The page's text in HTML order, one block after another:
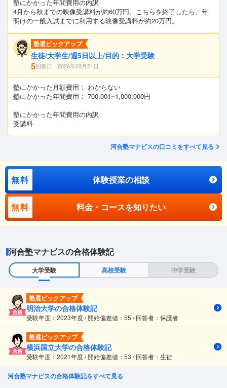
塾にかかった年間費用の内訳
4月から秋までの映像受講料が約60万円。こちらを終了したら、年
明けの一般入試までに利用する映像受講料が約20万円。
塾選ピックアップ
生徒/大学生/週5日以上/目的：大学受験
5回答日：2026年03月21日
塾にかかった月額費用： わからない
塾にかかった年間費用： 700,001~1,000,000円
塾にかかった年間費用の内訳
受講料
河合塾マナビスの口コミをすべて見る
無料 体験授業の相談
無料 料金・コースを知りたい
河合塾マナビスの合格体験記
大学受験 高校受験 中学受験
塾選ピックアップ
明治大学の合格体験記
受験年度：2023年度 / 開始偏差値：55 / 回答者：保護者
塾選ピックアップ
横浜国立大学の合格体験記
受験年度：2021年度 / 開始偏差値：53 / 回答者：生徒
河合塾マナビスの合格体験記をすべて見る